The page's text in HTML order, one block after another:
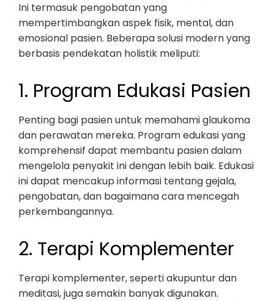
Ini termasuk pengobatan yang
mempertimbangkan aspek fisik, mental, dan
emosional pasien. Beberapa solusi modern yang
berbasis pendekatan holistik meliputi:
1. Program Edukasi Pasien
Penting bagi pasien untuk memahami glaukoma
dan perawatan mereka. Program edukasi yang
komprehensif dapat membantu pasien dalam
mengelola penyakit ini dengan lebih baik. Edukasi
ini dapat mencakup informasi tentang gejala,
pengobatan, dan bagaimana cara mencegah
perkembangannya.
2. Terapi Komplementer
Terapi komplementer, seperti akupuntur dan
meditasi, juga semakin banyak digunakan.